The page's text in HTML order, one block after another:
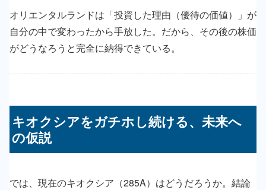
オリエンタルランドは「投資した理由（優待の価値）」が
自分の中で変わったから手放した。だから、その後の株価
がどうなろうと完全に納得できている。
キオクシアをガチホし続ける、未来へ
の仮説
では、現在のキオクシア（285A）はどうだろうか。結論